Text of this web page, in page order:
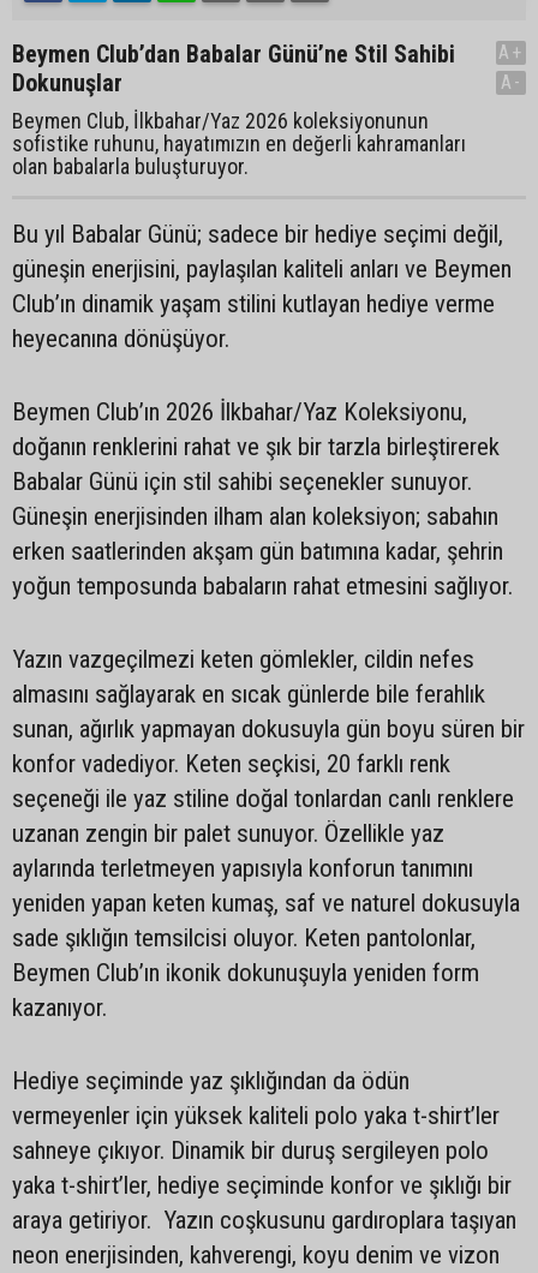
Beymen Club’dan Babalar Günü’ne Stil Sahibi
Dokunuşlar
Beymen Club, İlkbahar/Yaz 2026 koleksiyonunun
sofistike ruhunu, hayatımızın en değerli kahramanları
olan babalarla buluşturuyor.
A+
A-
Bu yıl Babalar Günü; sadece bir hediye seçimi değil,
güneşin enerjisini, paylaşılan kaliteli anları ve Beymen
Club’ın dinamik yaşam stilini kutlayan hediye verme
heyecanına dönüşüyor.
Beymen Club’ın 2026 İlkbahar/Yaz Koleksiyonu,
doğanın renklerini rahat ve şık bir tarzla birleştirerek
Babalar Günü için stil sahibi seçenekler sunuyor.
Güneşin enerjisinden ilham alan koleksiyon; sabahın
erken saatlerinden akşam gün batımına kadar, şehrin
yoğun temposunda babaların rahat etmesini sağlıyor.
Yazın vazgeçilmezi keten gömlekler, cildin nefes
almasını sağlayarak en sıcak günlerde bile ferahlık
sunan, ağırlık yapmayan dokusuyla gün boyu süren bir
konfor vadediyor. Keten seçkisi, 20 farklı renk
seçeneği ile yaz stiline doğal tonlardan canlı renklere
uzanan zengin bir palet sunuyor. Özellikle yaz
aylarında terletmeyen yapısıyla konforun tanımını
yeniden yapan keten kumaş, saf ve naturel dokusuyla
sade şıklığın temsilcisi oluyor. Keten pantolonlar,
Beymen Club’ın ikonik dokunuşuyla yeniden form
kazanıyor.
Hediye seçiminde yaz şıklığından da ödün
vermeyenler için yüksek kaliteli polo yaka t-shirt’ler
sahneye çıkıyor. Dinamik bir duruş sergileyen polo
yaka t-shirt’ler, hediye seçiminde konfor ve şıklığı bir
araya getiriyor. Yazın coşkusunu gardıroplara taşıyan
neon enerjisinden, kahverengi, koyu denim ve vizon